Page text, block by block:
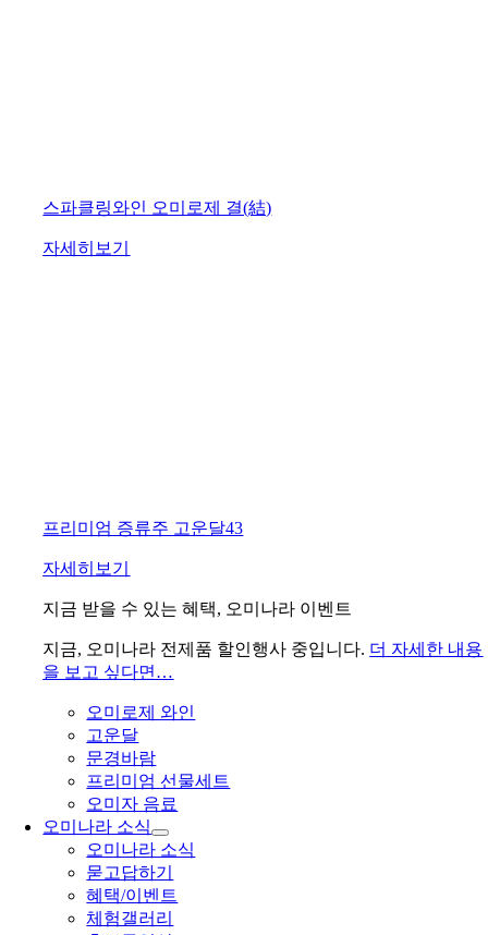
스파클링와인 오미로제 결(結)
자세히보기
프리미엄 증류주 고운달43
자세히보기
지금 받을 수 있는 혜택, 오미나라 이벤트
지금, 오미나라 전제품 할인행사 중입니다. 더 자세한 내용
을 보고 싶다면…
오미로제 와인
고운달
문경바람
프리미엄 선물세트
오미자 음료
오미나라 소식
오미나라 소식
묻고답하기
혜택/이벤트
체험갤러리